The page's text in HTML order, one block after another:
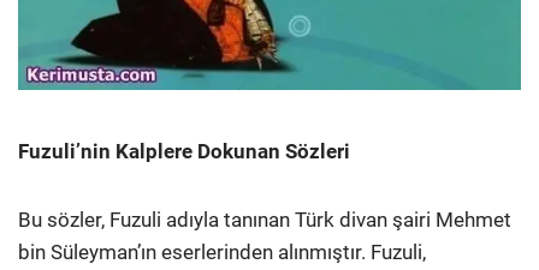
Fuzuli’nin Kalplere Dokunan Sözleri
Bu sözler, Fuzuli adıyla tanınan Türk divan şairi Mehmet
bin Süleyman’ın eserlerinden alınmıştır. Fuzuli,